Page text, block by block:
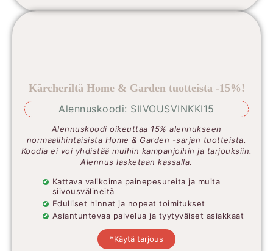
Kärcheriltä Home & Garden tuotteista -15%!
Alennuskoodi: SIIVOUSVINKKI15
Alennuskoodi oikeuttaa 15% alennukseen
normaalihintaisista Home & Garden -sarjan tuotteista.
Koodia ei voi yhdistää muihin kampanjoihin ja tarjouksiin.
Alennus lasketaan kassalla.
Kattava valikoima painepesureita ja muita
siivousvälineitä
Edulliset hinnat ja nopeat toimitukset
Asiantuntevaa palvelua ja tyytyväiset asiakkaat
*Käytä tarjous